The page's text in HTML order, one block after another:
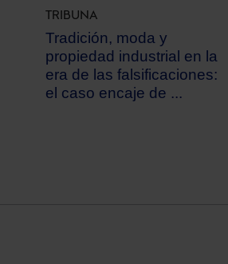
TRIBUNA
Tradición, moda y
propiedad industrial en la
era de las falsificaciones:
el caso encaje de ...